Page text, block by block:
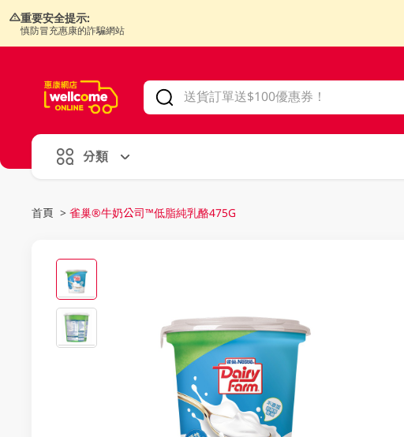
重要安全提示:
慎防冒充惠康的詐騙網站
分類
首頁 > 雀巢®牛奶公司™低脂純乳酪475G